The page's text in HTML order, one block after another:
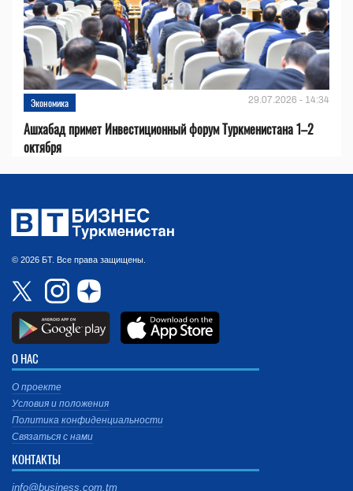
Экономика 29.07.2026 - 14:34
Ашхабад примет Инвестиционный форум Туркменистана 1–2
октября
© 2026 БТ. Все права защищены.
О НАС
О проекте
Условия и положения
Политика конфиденциальности
Связаться с нами
КОНТАКТЫ
info@business.com.tm